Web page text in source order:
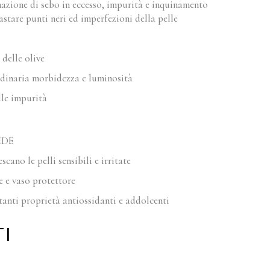
di sebo in eccesso, impurità e inquinamento
punti neri ed imperfezioni della pelle
olive
morbidezza e luminosità
impurità
le pelli sensibili e irritate
e vaso protettore
proprietà antiossidanti e addolcenti